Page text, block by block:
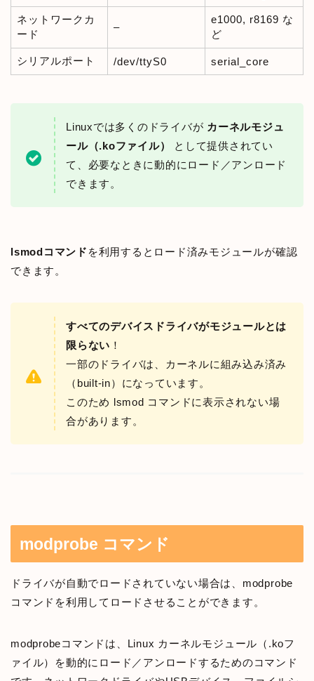
ネットワークカ
ード
–
e1000, r8169 な
ど
シリアルポート /dev/ttyS0 serial_core
Linuxでは多くのドライバが カーネルモジュ
ール（.koファイル）
として提供されてい
て、必要なときに動的にロード／アンロード
できます。
lsmodコマンド を利用するとロード済みモジュールが確認
できます。
すべてのデバイスドライバがモジュールとは
限らない ！
一部のドライバは、カーネルに組み込み済み
（built-in）になっています。
このため lsmod コマンドに表示されない場
合があります。
modprobe コマンド
ドライバが自動でロードされていない場合は、modprobe
コマンドを利用してロードさせることができます。
modprobeコマンドは、Linux カーネルモジュール（.koフ
ァイル）を動的にロード／アンロードするためのコマンド